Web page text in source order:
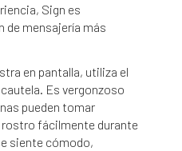
Sign es
de mensajería más
en pantalla, utiliza el
Es vergonzoso
pueden tomar
fácilmente durante
siente cómodo,